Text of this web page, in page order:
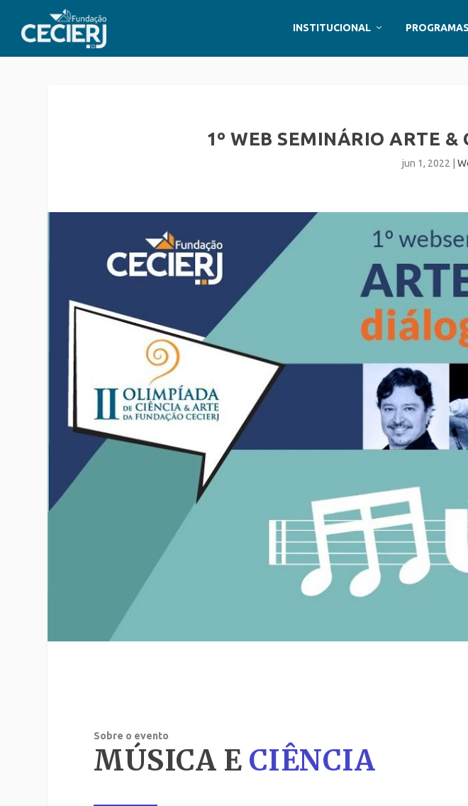
INSTITUCIONAL PROGRAMAS
1º WEB SEMINÁRIO ARTE &
jun 1, 2022
Sobre o evento
MÚSICA E CIÊNCIA